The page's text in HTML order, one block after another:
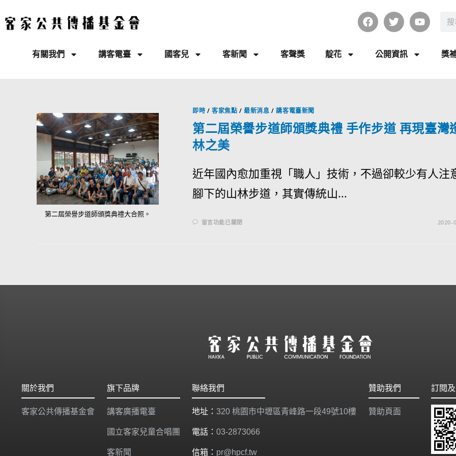
有關我們 講客電臺 國客兒 客新聞 客聲獎 靛花 公開資訊 獎
第二屆榮譽步道師頒獎典禮大合照。
即時 /客家焦點 /最新消息 /講客電臺新聞
第二屆榮譽步道師頒獎典禮 手作步道 再現臺灣
林之美
近年國內愈加重視「職人」技術，不過卻較少有人注
腳下的山林步道，其實傳統山...
留言功能已關閉 2020-
關於我們
客家公共傳播基金會
旗下品牌
講客廣播電臺
國立客家兒童合唱團
客新聞
聯絡我們
地址： 320 桃園市中壢區青峰路一段49號10樓
電話： 03-2873066
信箱： pr@hpcf.tw
贊助我們
贊助頁面
訂閱